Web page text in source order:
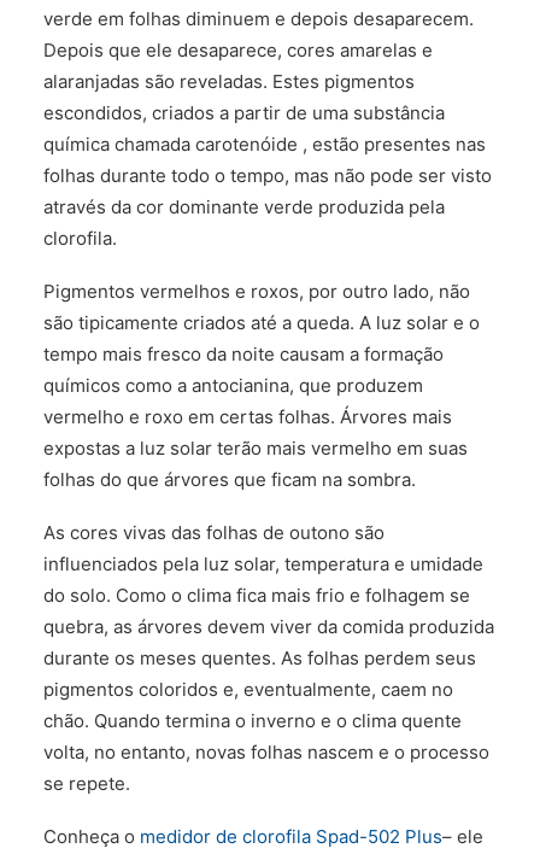
verde em folhas diminuem e depois desaparecem.
Depois que ele desaparece, cores amarelas e
alaranjadas são reveladas. Estes pigmentos
escondidos, criados a partir de uma substância
química chamada carotenóide , estão presentes nas
folhas durante todo o tempo, mas não pode ser visto
através da cor dominante verde produzida pela
clorofila.
Pigmentos vermelhos e roxos, por outro lado, não
são tipicamente criados até a queda. A luz solar e o
tempo mais fresco da noite causam a formação
químicos como a antocianina, que produzem
vermelho e roxo em certas folhas. Árvores mais
expostas a luz solar terão mais vermelho em suas
folhas do que árvores que ficam na sombra.
As cores vivas das folhas de outono são
influenciados pela luz solar, temperatura e umidade
do solo. Como o clima fica mais frio e folhagem se
quebra, as árvores devem viver da comida produzida
durante os meses quentes. As folhas perdem seus
pigmentos coloridos e, eventualmente, caem no
chão. Quando termina o inverno e o clima quente
volta, no entanto, novas folhas nascem e o processo
se repete.
Conheça o medidor de clorofila Spad-502 Plus– ele